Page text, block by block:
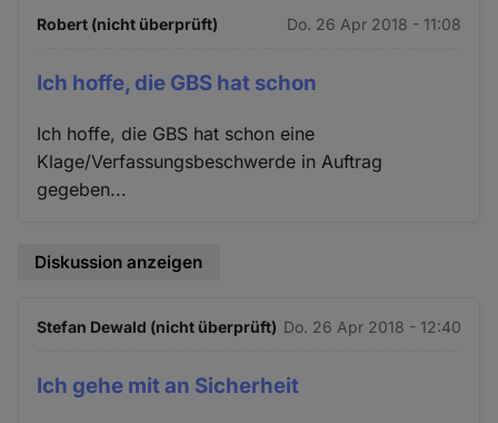
Robert (nicht überprüft) Do. 26 Apr 2018 - 11:08
Ich hoffe, die GBS hat schon
Ich hoffe, die GBS hat schon eine
Klage/Verfassungsbeschwerde in Auftrag
gegeben...
Diskussion anzeigen
Stefan Dewald (nicht überprüft) Do. 26 Apr 2018 - 12:40
Ich gehe mit an Sicherheit